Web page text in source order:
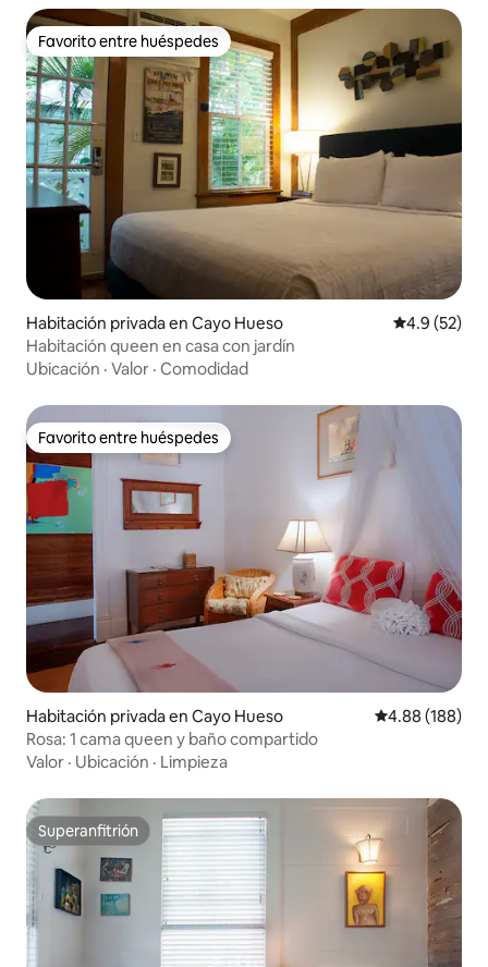
Favorito entre huéspedes
Favorito entre huéspedes
Habitación privada en Cayo Hueso Calificación
4.9 (52)
Habitación queen en casa con jardín
Ubicación · Valor · Comodidad
Favorito entre huéspedes
Favorito entre huéspedes
Habitación privada en Cayo Hueso Calificación
4.88 (188)
Rosa: 1 cama queen y baño compartido
Valor · Ubicación · Limpieza
Superanfitrión
Superanfitrión